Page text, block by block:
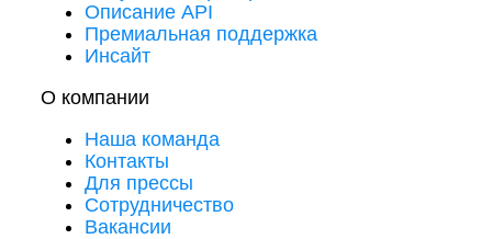
Описание API
Премиальная поддержка
Инсайт
О компании
Наша команда
Контакты
Для прессы
Сотрудничество
Вакансии